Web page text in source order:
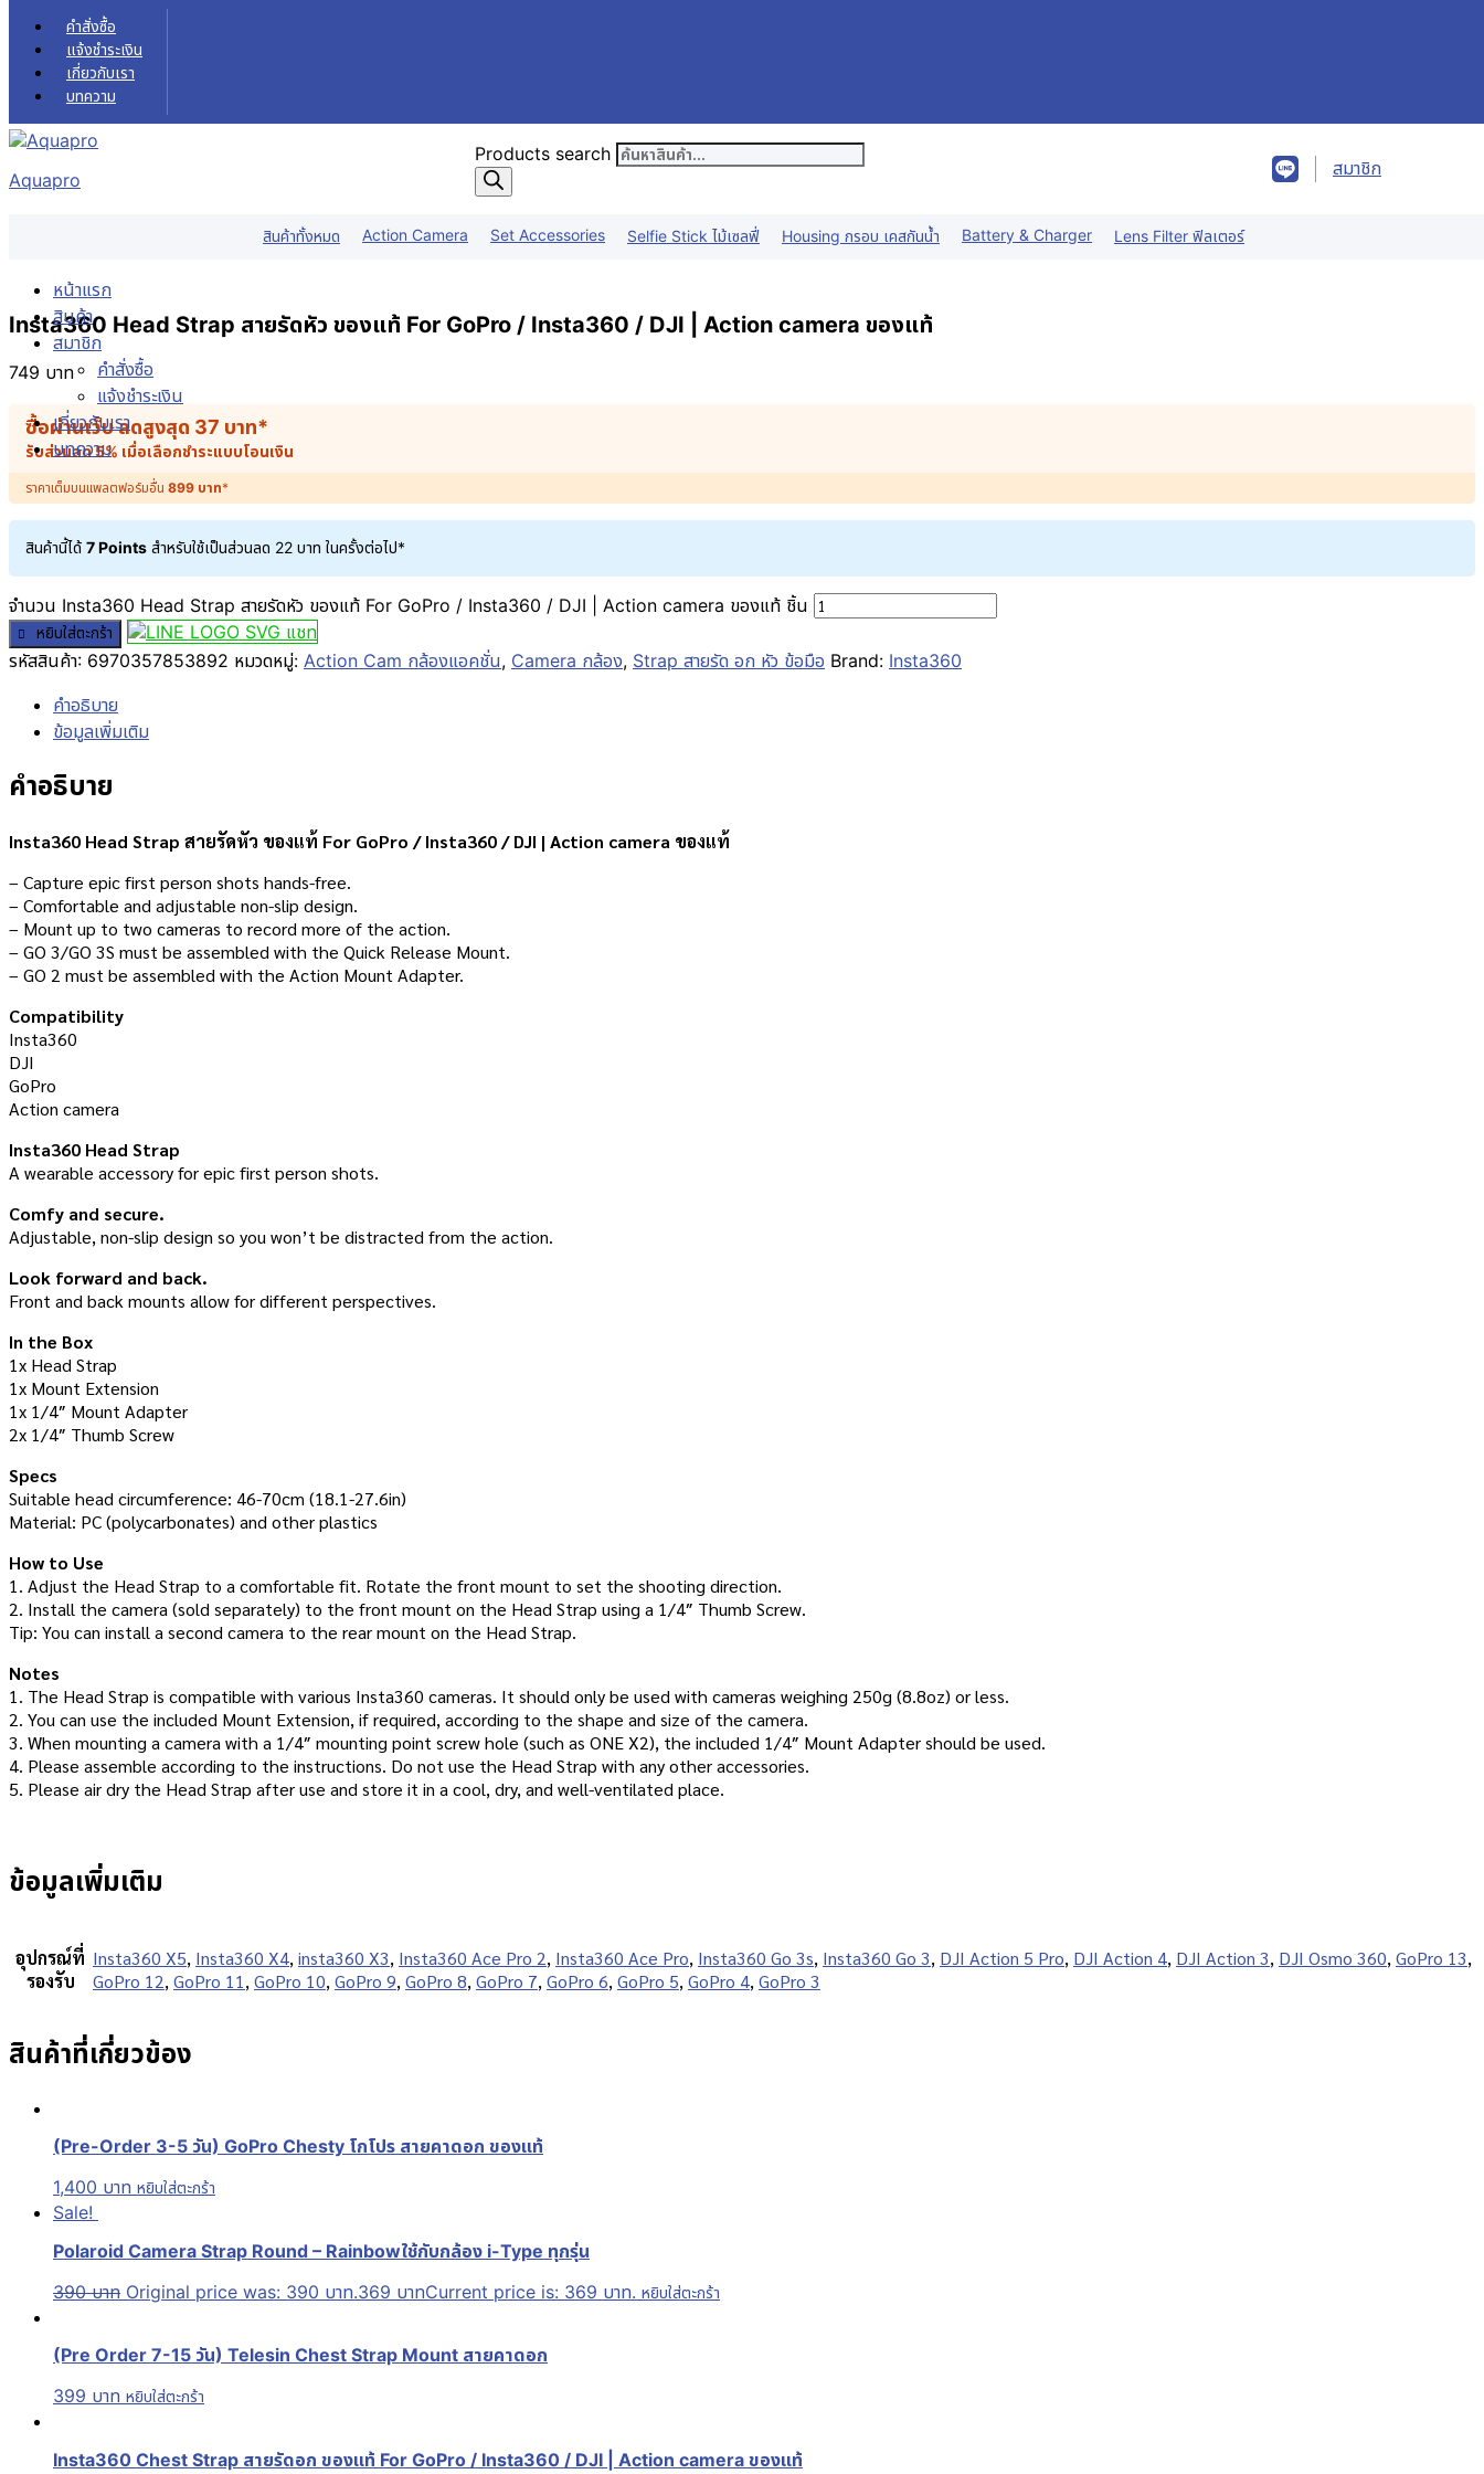
Skip to content
คำสั่งซื้อ
แจ้งชำระเงิน
เกี่ยวกับเรา
บทความ
Aquapro
Products search
สมาชิก
สินค้าทั้งหมด Action Camera Set Accessories Selfie Stick ไม้เซลฟี่ Housing กรอบ เคสกันน้ำ Battery & Charger Lens Filter ฟิลเตอร์
หน้าแรก
สินค้า
สมาชิก
คำสั่งซื้อ
แจ้งชำระเงิน
เกี่ยวกับเรา
บทความ
Insta360 Head Strap สายรัดหัว ของแท้ For GoPro / Insta360 / DJI | Action camera ของแท้
749 บาท
ซื้อผ่านเว็บ ลดสูงสุด 37 บาท*
รับส่วนลด 5% เมื่อเลือกชำระแบบโอนเงิน
ราคาเต็มบนแพลตฟอร์มอื่น 899 บาท*
สินค้านี้ได้ 7 Points สำหรับใช้เป็นส่วนลด 22 บาท ในครั้งต่อไป*
จำนวน Insta360 Head Strap สายรัดหัว ของแท้ For GoPro / Insta360 / DJI | Action camera ของแท้ ชิ้น
หยิบใส่ตะกร้า
แชท
รหัสสินค้า: 6970357853892 หมวดหมู่: Action Cam กล้องแอคชั่น, Camera กล้อง, Strap สายรัด อก หัว ข้อมือ Brand: Insta360
คำอธิบาย
ข้อมูลเพิ่มเติม
คำอธิบาย
Insta360 Head Strap สายรัดหัว ของแท้ For GoPro / Insta360 / DJI | Action camera ของแท้
– Capture epic first person shots hands-free.
– Comfortable and adjustable non-slip design.
– Mount up to two cameras to record more of the action.
– GO 3/GO 3S must be assembled with the Quick Release Mount.
– GO 2 must be assembled with the Action Mount Adapter.
Compatibility
Insta360
DJI
GoPro
Action camera
Insta360 Head Strap
A wearable accessory for epic first person shots.
Comfy and secure.
Adjustable, non-slip design so you won’t be distracted from the action.
Look forward and back.
Front and back mounts allow for different perspectives.
In the Box
1x Head Strap
1x Mount Extension
1x 1/4″ Mount Adapter
2x 1/4″ Thumb Screw
Specs
Suitable head circumference: 46-70cm (18.1-27.6in)
Material: PC (polycarbonates) and other plastics
How to Use
1. Adjust the Head Strap to a comfortable fit. Rotate the front mount to set the shooting direction.
2. Install the camera (sold separately) to the front mount on the Head Strap using a 1/4″ Thumb Screw.
Tip: You can install a second camera to the rear mount on the Head Strap.
Notes
1. The Head Strap is compatible with various Insta360 cameras. It should only be used with cameras weighing 250g (8.8oz) or less.
2. You can use the included Mount Extension, if required, according to the shape and size of the camera.
3. When mounting a camera with a 1/4″ mounting point screw hole (such as ONE X2), the included 1/4″ Mount Adapter should be used.
4. Please assemble according to the instructions. Do not use the Head Strap with any other accessories.
5. Please air dry the Head Strap after use and store it in a cool, dry, and well-ventilated place.
ข้อมูลเพิ่มเติม
อุปกรณ์ที่
รองรับ
Insta360 X5, Insta360 X4, insta360 X3, Insta360 Ace Pro 2, Insta360 Ace Pro, Insta360 Go 3s, Insta360 Go 3, DJI Action 5 Pro, DJI Action 4, DJI Action 3, DJI Osmo 360, GoPro 13,
GoPro 12, GoPro 11 , GoPro 10, GoPro 9, GoPro 8, GoPro 7, GoPro 6, GoPro 5, GoPro 4, GoPro 3
สินค้าที่เกี่ยวข้อง
(Pre-Order 3-5 วัน) GoPro Chesty โกโปร สายคาดอก ของแท้
1,400 บาท หยิบใส่ตะกร้า
Sale!
Polaroid Camera Strap Round – Rainbowใช้กับกล้อง i-Type ทุกรุ่น
390บาท Original price was: 390 บาท.369 บาทCurrent price is: 369 บาท. หยิบใส่ตะกร้า
(Pre Order 7-15 วัน) Telesin Chest Strap Mount สายคาดอก
399 บาท หยิบใส่ตะกร้า
Insta360 Chest Strap สายรัดอก ของแท้ For GoPro / Insta360 / DJI | Action camera ของแท้